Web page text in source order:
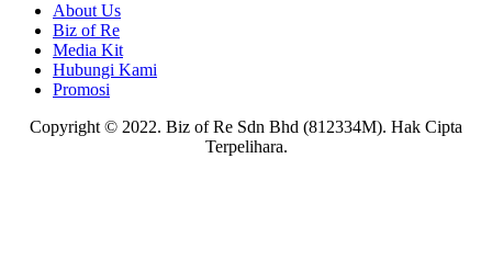
About Us
Biz of Re
Media Kit
Hubungi Kami
Promosi
Copyright © 2022. Biz of Re Sdn Bhd (812334M). Hak Cipta
Terpelihara.